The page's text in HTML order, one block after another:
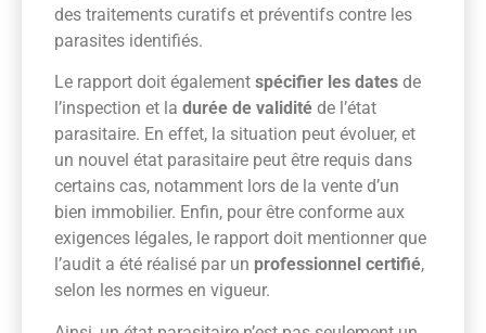
des traitements curatifs et préventifs contre les
parasites identifiés.
Le rapport doit également spécifier les dates de
l’inspection et la durée de validité de l’état
parasitaire. En effet, la situation peut évoluer, et
un nouvel état parasitaire peut être requis dans
certains cas, notamment lors de la vente d’un
bien immobilier. Enfin, pour être conforme aux
exigences légales, le rapport doit mentionner que
l’audit a été réalisé par un professionnel certifié,
selon les normes en vigueur.